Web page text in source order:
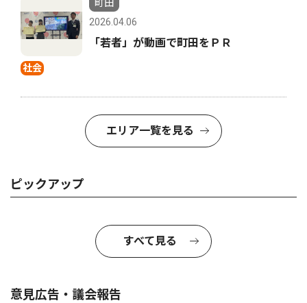
社会
町田
2026.04.06
「若者」が動画で町田をＰＲ
エリア一覧を見る
ピックアップ
すべて見る
意見広告・議会報告